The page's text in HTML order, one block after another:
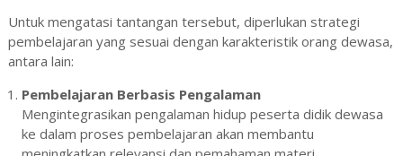
Untuk mengatasi tantangan tersebut, diperlukan strategi
pembelajaran yang sesuai dengan karakteristik orang dewasa,
antara lain:
Pembelajaran Berbasis Pengalaman
Mengintegrasikan pengalaman hidup peserta didik dewasa
ke dalam proses pembelajaran akan membantu